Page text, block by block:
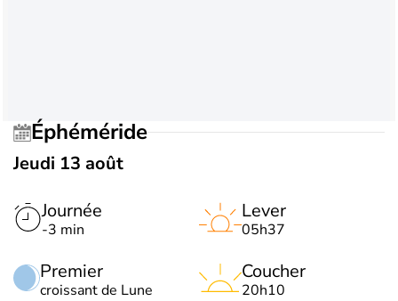
Éphéméride
Jeudi 13 août
Journée
-3 min
Premier
croissant de Lune
Lever
05h37
Coucher
20h10